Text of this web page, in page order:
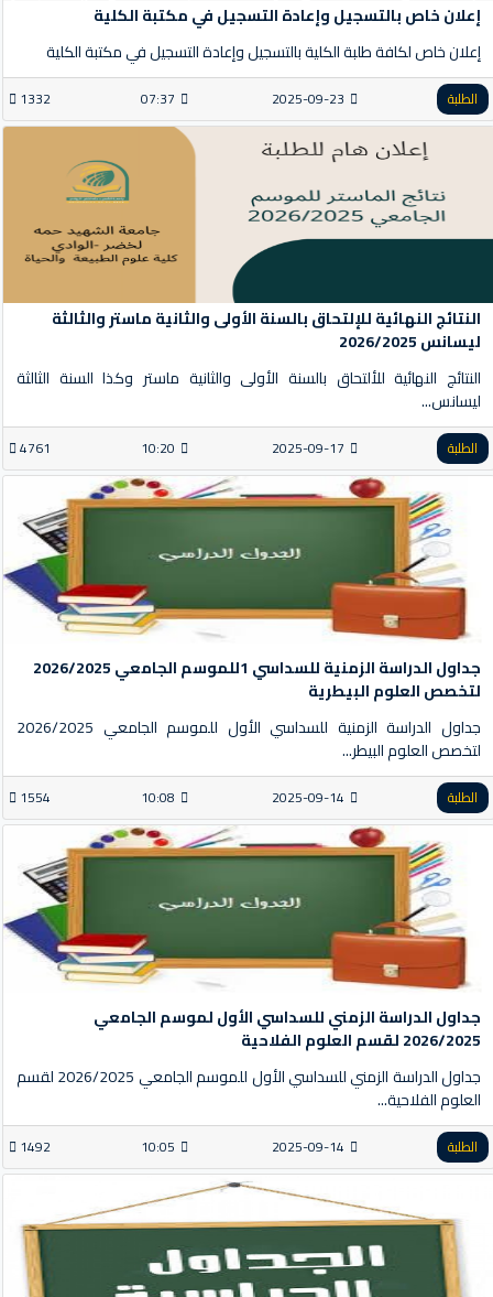
إعلان خاص بالتسجيل وإعادة التسجيل في مكتبة الكلية
إعلان خاص لكافة طلبة الكلية بالتسجيل وإعادة التسجيل في مكتبة الكلية
الطلبة 2025-09-23
07:37
1332
النتائج النهائية للإلتحاق بالسنة الأولى والثانية ماستر والثالثة
ليسانس 2026/2025
النتائج النهائية للألتحاق بالسنة الأولى والثانية ماستر وكذا السنة الثالثة
ليسانس...
الطلبة 2025-09-17
10:20
4761
جداول الدراسة الزمنية للسداسي 1للموسم الجامعي 2026/2025
لتخصص العلوم البيطرية
جداول الدراسة الزمنية للسداسي الأول للموسم الجامعي 2026/2025
لتخصص العلوم البيطر...
الطلبة 2025-09-14
10:08
1554
جداول الدراسة الزمني للسداسي الأول لموسم الجامعي
2026/2025 لقسم العلوم الفلاحية
جداول الدراسة الزمني للسداسي الأول للموسم الجامعي 2026/2025 لقسم
العلوم الفلاحية...
الطلبة 2025-09-14
10:05
1492